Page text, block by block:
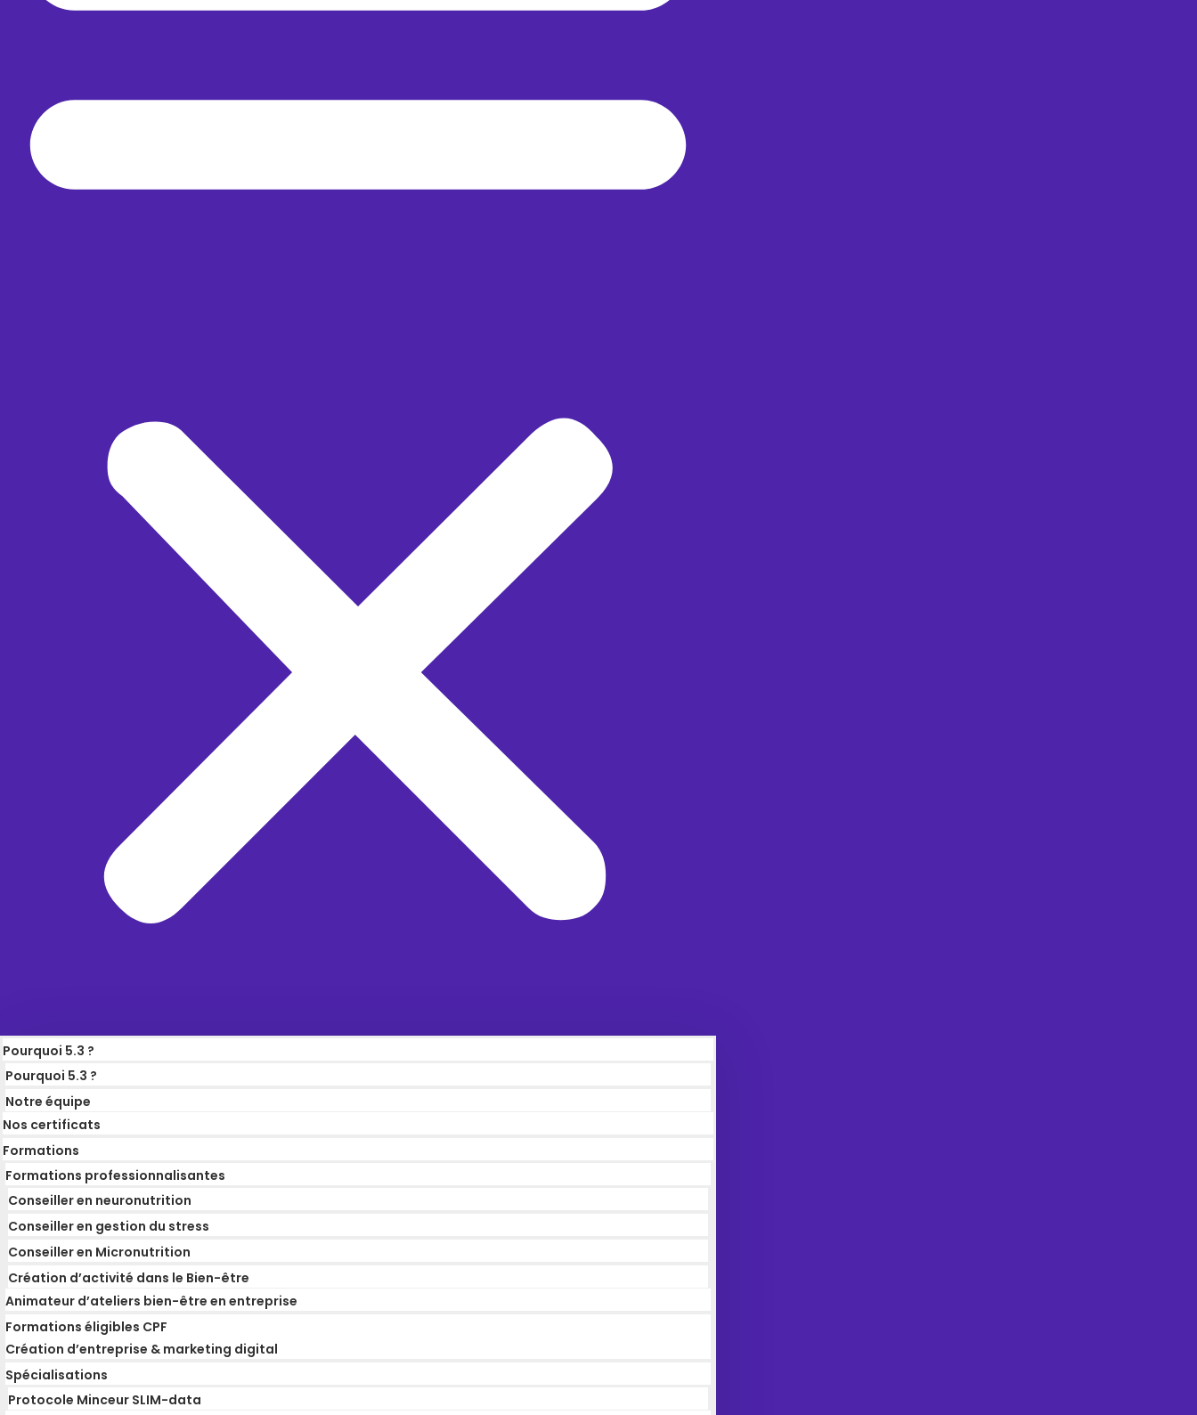
Pourquoi 5.3 ?
Pourquoi 5.3 ?
Notre équipe
Nos certificats
Formations
Formations professionnalisantes
Conseiller en neuronutrition
Conseiller en gestion du stress
Conseiller en Micronutrition
Création d’activité dans le Bien-être
Animateur d’ateliers bien-être en entreprise
Formations éligibles CPF
Création d’entreprise & marketing digital
Spécialisations
Protocole Minceur SLIM-data